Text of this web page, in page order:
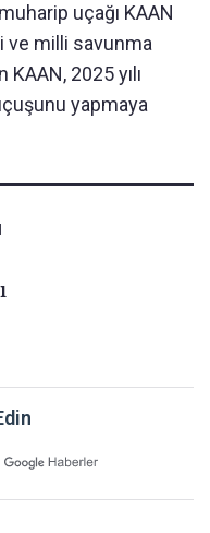
uçağı KAAN
ve milli savunma
2025 yılı
yapmaya